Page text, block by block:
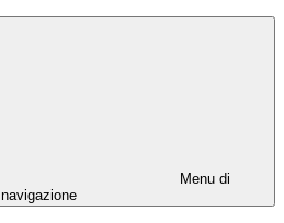
Menu di
navigazione